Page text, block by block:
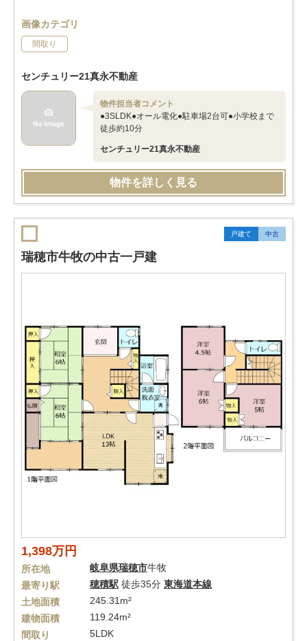
画像カテゴリ
間取り
センチュリー21真永不動産
物件担当者コメント
●3SLDK●オール電化●駐車場2台可●小学校まで
徒歩約10分
センチュリー21真永不動産
物件を詳しく見る
戸建て 中古
瑞穂市牛牧の中古一戸建
1,398万円
所在地 岐阜県瑞穂市牛牧
最寄り駅
穂積駅 徒歩35分 東海道本線
土地面積
245.31m²
建物面積
119.24m²
間取り
5LDK